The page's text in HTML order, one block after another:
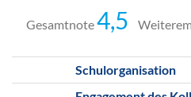
Gesamtnote4,5
Schulorganisation